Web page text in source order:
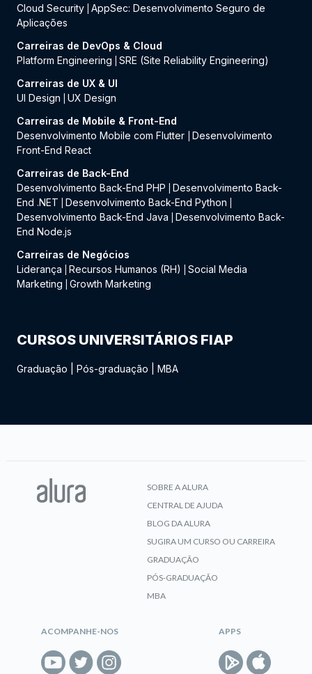
Cloud Security AppSec: Desenvolvimento Seguro de
Aplicações
Carreiras de DevOps & Cloud
Platform Engineering
SRE (Site Reliability Engineering)
Carreiras de UX & UI
UI Design
UX Design
Carreiras de Mobile & Front-End
Desenvolvimento Mobile com Flutter
Desenvolvimento
Front-End React
Carreiras de Back-End
Desenvolvimento Back-End PHP
Desenvolvimento Back-
End .NET
Desenvolvimento Back-End Python
Desenvolvimento Back-End Java
Desenvolvimento Back-
End Node.js
Carreiras de Negócios
Liderança
Recursos Humanos (RH)
Social Media
Marketing
Growth Marketing
CURSOS UNIVERSITÁRIOS FIAP
Graduação Pós-graduação MBA
SOBRE A ALURA
CENTRAL DE AJUDA
BLOG DA ALURA
SUGIRA UM CURSO OU CARREIRA
GRADUAÇÃO
PÓS-GRADUAÇÃO
MBA
ACOMPANHE-NOS APPS